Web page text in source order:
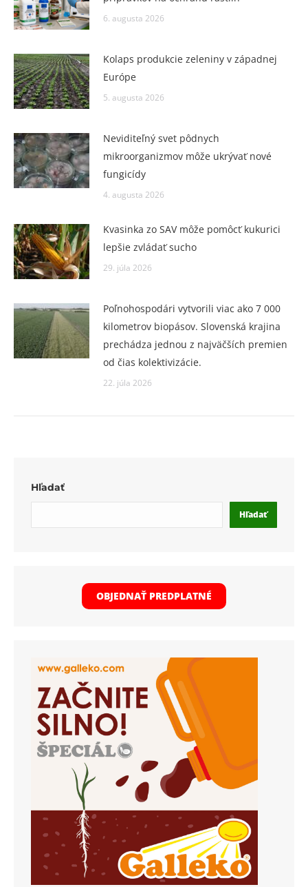
6. augusta 2026
Kolaps produkcie zeleniny v západnej
Európe
5. augusta 2026
Neviditeľný svet pôdnych
mikroorganizmov môže ukrývať nové
fungicídy
4. augusta 2026
Kvasinka zo SAV môže pomôcť kukurici
lepšie zvládať sucho
29. júla 2026
Poľnohospodári vytvorili viac ako 7 000
kilometrov biopásov. Slovenská krajina
prechádza jednou z najväčších premien
od čias kolektivizácie.
22. júla 2026
Hľadať
Hľadať
OBJEDNAŤ PREDPLATNÉ